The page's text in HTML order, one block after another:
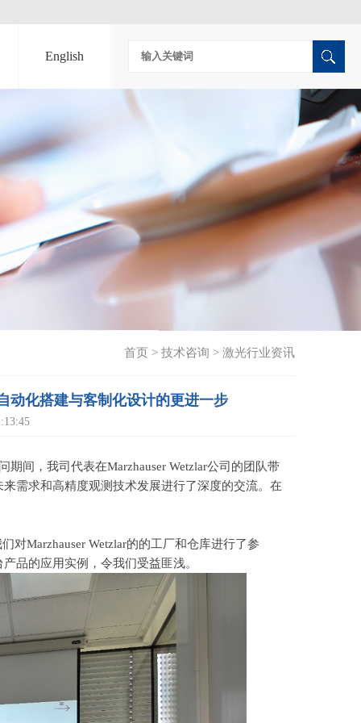
English
首页 > 技术咨询 > 激光行业资讯
动化搭建与客制化设计的更进一步
期间，我司代表在Marzhauser Wetzlar公司的团队带
需求和高精度观测技术发展进行了深度的交流。在
们对Marzhauser Wetzlar的的工厂和仓库进行了参
品的应用实例，令我们受益匪浅。